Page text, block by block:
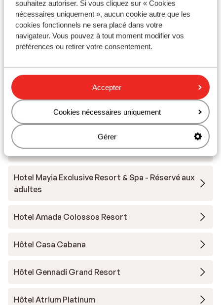
souhaitez autoriser. Si vous cliquez sur « Cookies
nécessaires uniquement », aucun cookie autre que les
cookies fonctionnels ne sera placé dans votre
navigateur. Vous pouvez à tout moment modifier vos
préférences ou retirer votre consentement.
Accepter
Cookies nécessaires uniquement
Gérer
Autres hébergements - Rhodes
Hôtel Cabu - réservé aux adultes
Hôtel Moscha
Eleonas Boutique Hotel & Spa - réservé aux
adultes
Hotel Mayia Exclusive Resort & Spa - Réservé aux
adultes
Hotel Amada Colossos Resort
Hôtel Casa Cabana
Hôtel Gennadi Grand Resort
Hôtel Atrium Platinum